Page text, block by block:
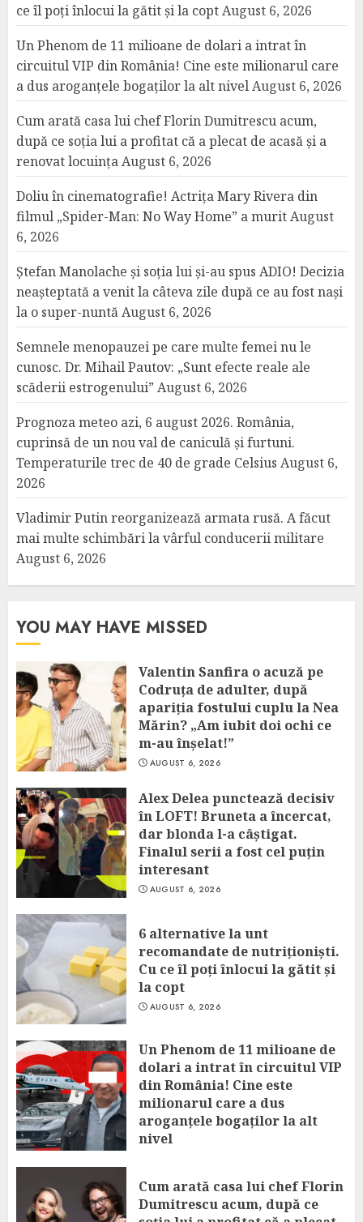
ce îl poți înlocui la gătit și la coptAugust 6, 2026
Un Phenom de 11 milioane de dolari a intrat în
circuitul VIP din România! Cine este milionarul care
a dus aroganțele bogaților la alt nivelAugust 6, 2026
Cum arată casa lui chef Florin Dumitrescu acum,
după ce soția lui a profitat că a plecat de acasă și a
renovat locuințaAugust 6, 2026
Doliu în cinematografie! Actrița Mary Rivera din
filmul „Spider-Man: No Way Home” a muritAugust
6, 2026
Ștefan Manolache și soția lui și-au spus ADIO! Decizia
neașteptată a venit la câteva zile după ce au fost nași
la o super-nuntăAugust 6, 2026
Semnele menopauzei pe care multe femei nu le
cunosc. Dr. Mihail Pautov: „Sunt efecte reale ale
scăderii estrogenului” August 6, 2026
Prognoza meteo azi, 6 august 2026. România,
cuprinsă de un nou val de caniculă și furtuni.
Temperaturile trec de 40 de grade Celsius August 6,
2026
Vladimir Putin reorganizează armata rusă. A făcut
mai multe schimbări la vârful conducerii militare
August 6, 2026
YOU MAY HAVE MISSED
Valentin Sanfira o acuză pe
Codruța de adulter, după
apariția fostului cuplu la Nea
Mărin? „Am iubit doi ochi ce
m-au înșelat!”
AUGUST 6, 2026
Alex Delea punctează decisiv
în LOFT! Bruneta a încercat,
dar blonda l-a câștigat.
Finalul serii a fost cel puțin
interesant
AUGUST 6, 2026
6 alternative la unt
recomandate de nutriționiști.
Cu ce îl poți înlocui la gătit și
la copt
AUGUST 6, 2026
Un Phenom de 11 milioane de
dolari a intrat în circuitul VIP
din România! Cine este
milionarul care a dus
aroganțele bogaților la alt
nivel
Cum arată casa lui chef Florin
Dumitrescu acum, după ce